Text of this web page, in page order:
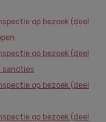
op bezoek (deel
op bezoek (deel
sancties
op bezoek (deel
op bezoek (deel